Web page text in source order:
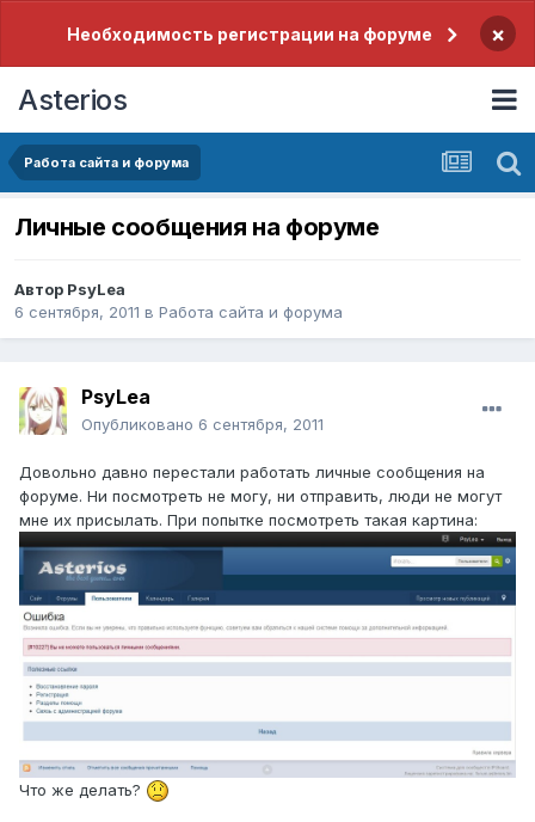
Необходимость регистрации на форуме ×
Asterios
Работа сайта и форума
Личные сообщения на форуме
Автор PsyLea
6 сентября, 2011 в Работа сайта и форума
PsyLea
Опубликовано 6 сентября, 2011
Довольно давно перестали работать личные сообщения на
форуме. Ни посмотреть не могу, ни отправить, люди не могут
мне их присылать. При попытке посмотреть такая картина:
Что же делать?